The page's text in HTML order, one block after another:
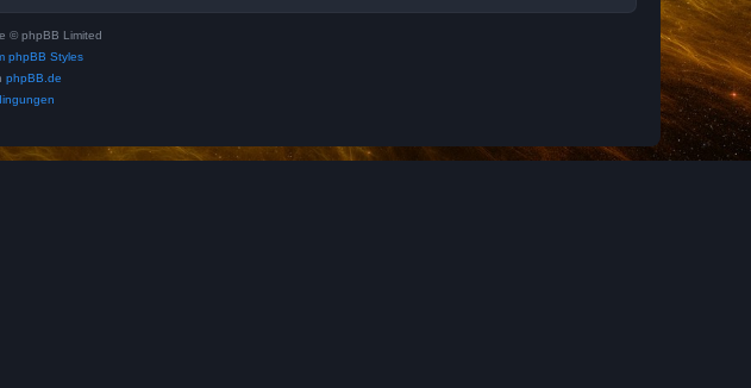
© phpBB Limited
phpBB Styles
phpBB.de